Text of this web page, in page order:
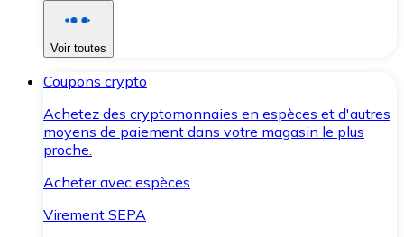
Voir toutes
Coupons crypto
Achetez des cryptomonnaies en espèces et d'autres
moyens de paiement dans votre magasin le plus
proche.
Acheter avec espèces
Virement SEPA